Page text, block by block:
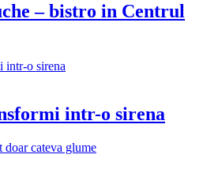
– bistro in Centrul
intr-o sirena